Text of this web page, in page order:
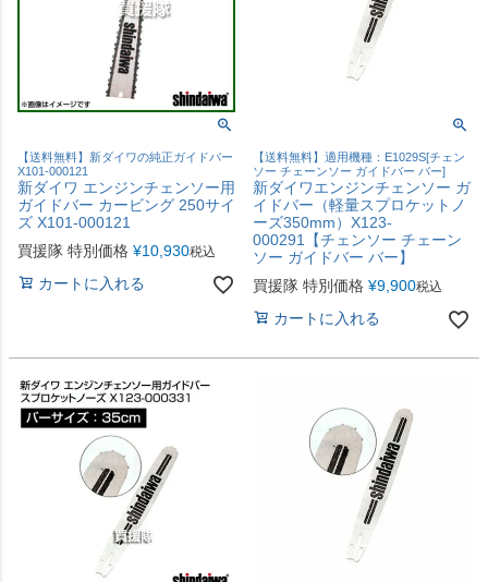
【送料無料】新ダイワの純正ガイドバー
X101-000121
新ダイワ エンジンチェンソー用
ガイドバー カービング 250サイ
ズ X101-000121
買援隊 特別価格 ¥10,930税込
カートに入れる
【送料無料】適用機種：E1029S[チェン
ソー チェーンソー ガイドバー バー]
新ダイワエンジンチェンソー ガ
イドバー（軽量スプロケットノ
ーズ350mm）X123-
000291【チェンソー チェーン
ソー ガイドバー バー】
買援隊 特別価格 ¥9,900税込
カートに入れる